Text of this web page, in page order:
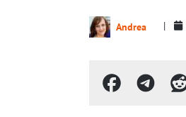
Andrea